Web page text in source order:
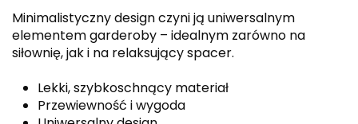
Minimalistyczny design czyni ją uniwersalnym
elementem garderoby – idealnym zarówno na
siłownię, jak i na relaksujący spacer.
Lekki, szybkoschnący materiał
Przewiewność i wygoda